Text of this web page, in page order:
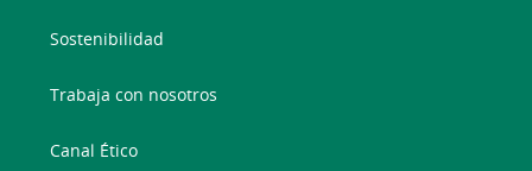
Sostenibilidad
Trabaja con nosotros
Canal Ético